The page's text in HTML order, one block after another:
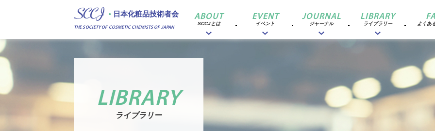
日本化粧品技術者会
THE SOCIETY OF COSMETIC CHEMISTS OF JAPAN
ABOUT
SCCJとは
EVENT
イベント
JOURNAL
ジャーナル
LIBRARY
ライブラリー よくあ
LIBRARY
ライブラリー